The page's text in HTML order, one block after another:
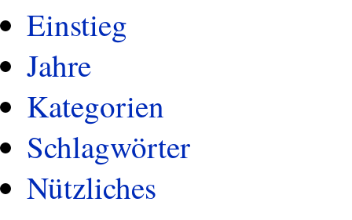
Einstieg
Jahre
Kategorien
Schlagwörter
Nützliches